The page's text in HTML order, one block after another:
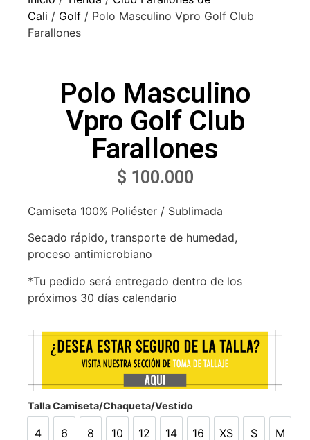
Cali / Golf / Polo Masculino Vpro Golf Club
Farallones
Polo Masculino
Vpro Golf Club
Farallones
$ 100.000
Camiseta 100% Poliéster / Sublimada
Secado rápido, transporte de humedad,
proceso antimicrobiano
*Tu pedido será entregado dentro de los
próximos 30 días calendario
Talla Camiseta/Chaqueta/Vestido
4 6 8 10 12 14 16 XS S M